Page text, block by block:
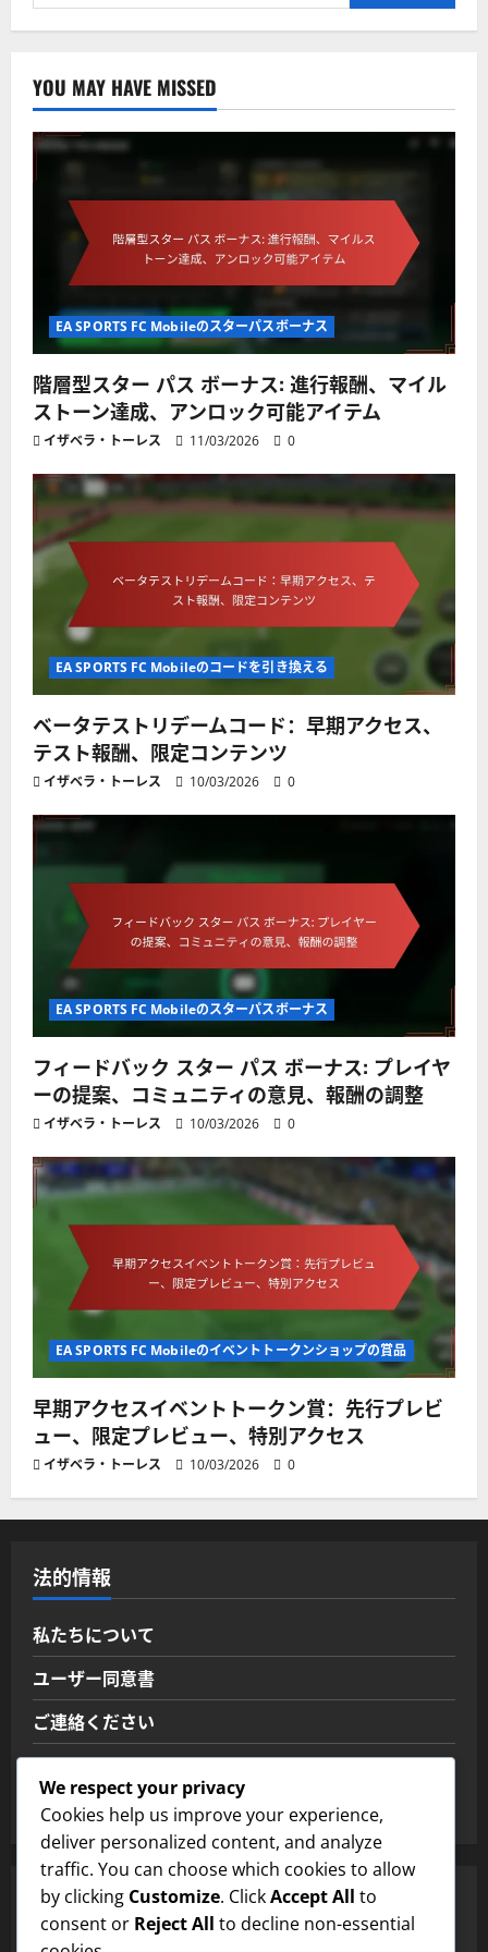
for:
YOU MAY HAVE MISSED
EA SPORTS FC Mobileのスターパスボーナス
階層型スター パス ボーナス: 進行報酬、マイル
ストーン達成、アンロック可能アイテム
イザベラ・トーレス 11/03/2026 0
EA SPORTS FC Mobileのコードを引き換える
ベータテストリデームコード：早期アクセス、
テスト報酬、限定コンテンツ
イザベラ・トーレス 10/03/2026 0
EA SPORTS FC Mobileのスターパスボーナス
フィードバック スター パス ボーナス: プレイヤ
ーの提案、コミュニティの意見、報酬の調整
イザベラ・トーレス 10/03/2026 0
EA SPORTS FC Mobileのイベントトークンショップの賞品
早期アクセスイベントトークン賞：先行プレビ
ュー、限定プレビュー、特別アクセス
イザベラ・トーレス 10/03/2026 0
法的情報
私たちについて
ユーザー同意書
ご連絡ください
あなたのプライバシー
クッキーとトラッキング
検索
We respect your privacy
Cookies help us improve your experience,
deliver personalized content, and analyze
traffic. You can choose which cookies to allow
by clicking Customize. ClickAccept All to
consent or Reject All to decline non-essential